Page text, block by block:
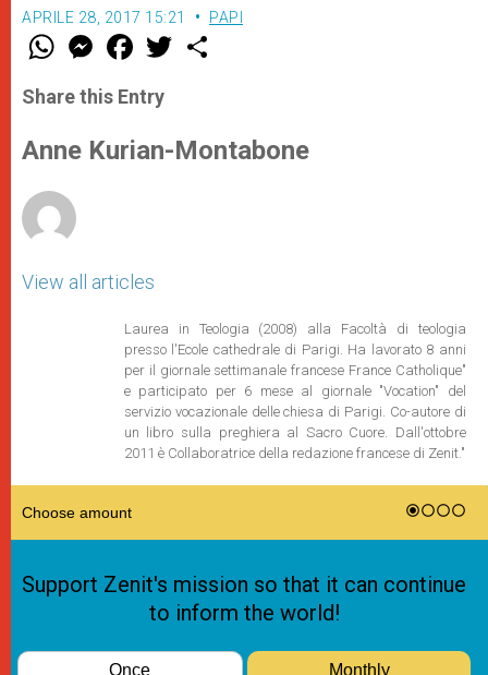
APRILE 28, 2017 15:21 PAPI
W
t
s
p
p
M
e
s
e
g
e
F
a
e
b
o
k
w
r
Share this Entry
Anne Kurian-Montabone
View all articles
Laurea in Teologia (2008) alla Facoltà di teologia
presso l'Ecole cathedrale di Parigi. Ha lavorato 8 anni
per il giornale settimanale francese France Catholique"
e participato per 6 mese al giornale "Vocation" del
servizio vocazionale delle chiesa di Parigi. Co-autore di
un libro sulla preghiera al Sacro Cuore. Dall'ottobre
2011 è Collaboratrice della redazione francese di Zenit."